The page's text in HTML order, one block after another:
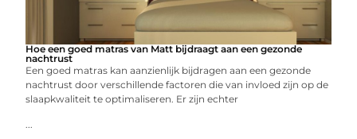
Hoe een goed matras van Matt bijdraagt aan een gezonde
nachtrust
Een goed matras kan aanzienlijk bijdragen aan een gezonde
nachtrust door verschillende factoren die van invloed zijn op de
slaapkwaliteit te optimaliseren. Er zijn echter
...